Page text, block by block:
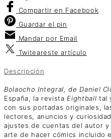
Compartir en Facebook
Guardar el pin
Mandar por Email
Twiteareste artículo
Descripción
Bolaocho Integral, de Daniel
España, la revistaEightball tal
con sus portadas originales,
lectores, anuncios y
ajustes de cuentas del autor
arte de hacer cómics incluido